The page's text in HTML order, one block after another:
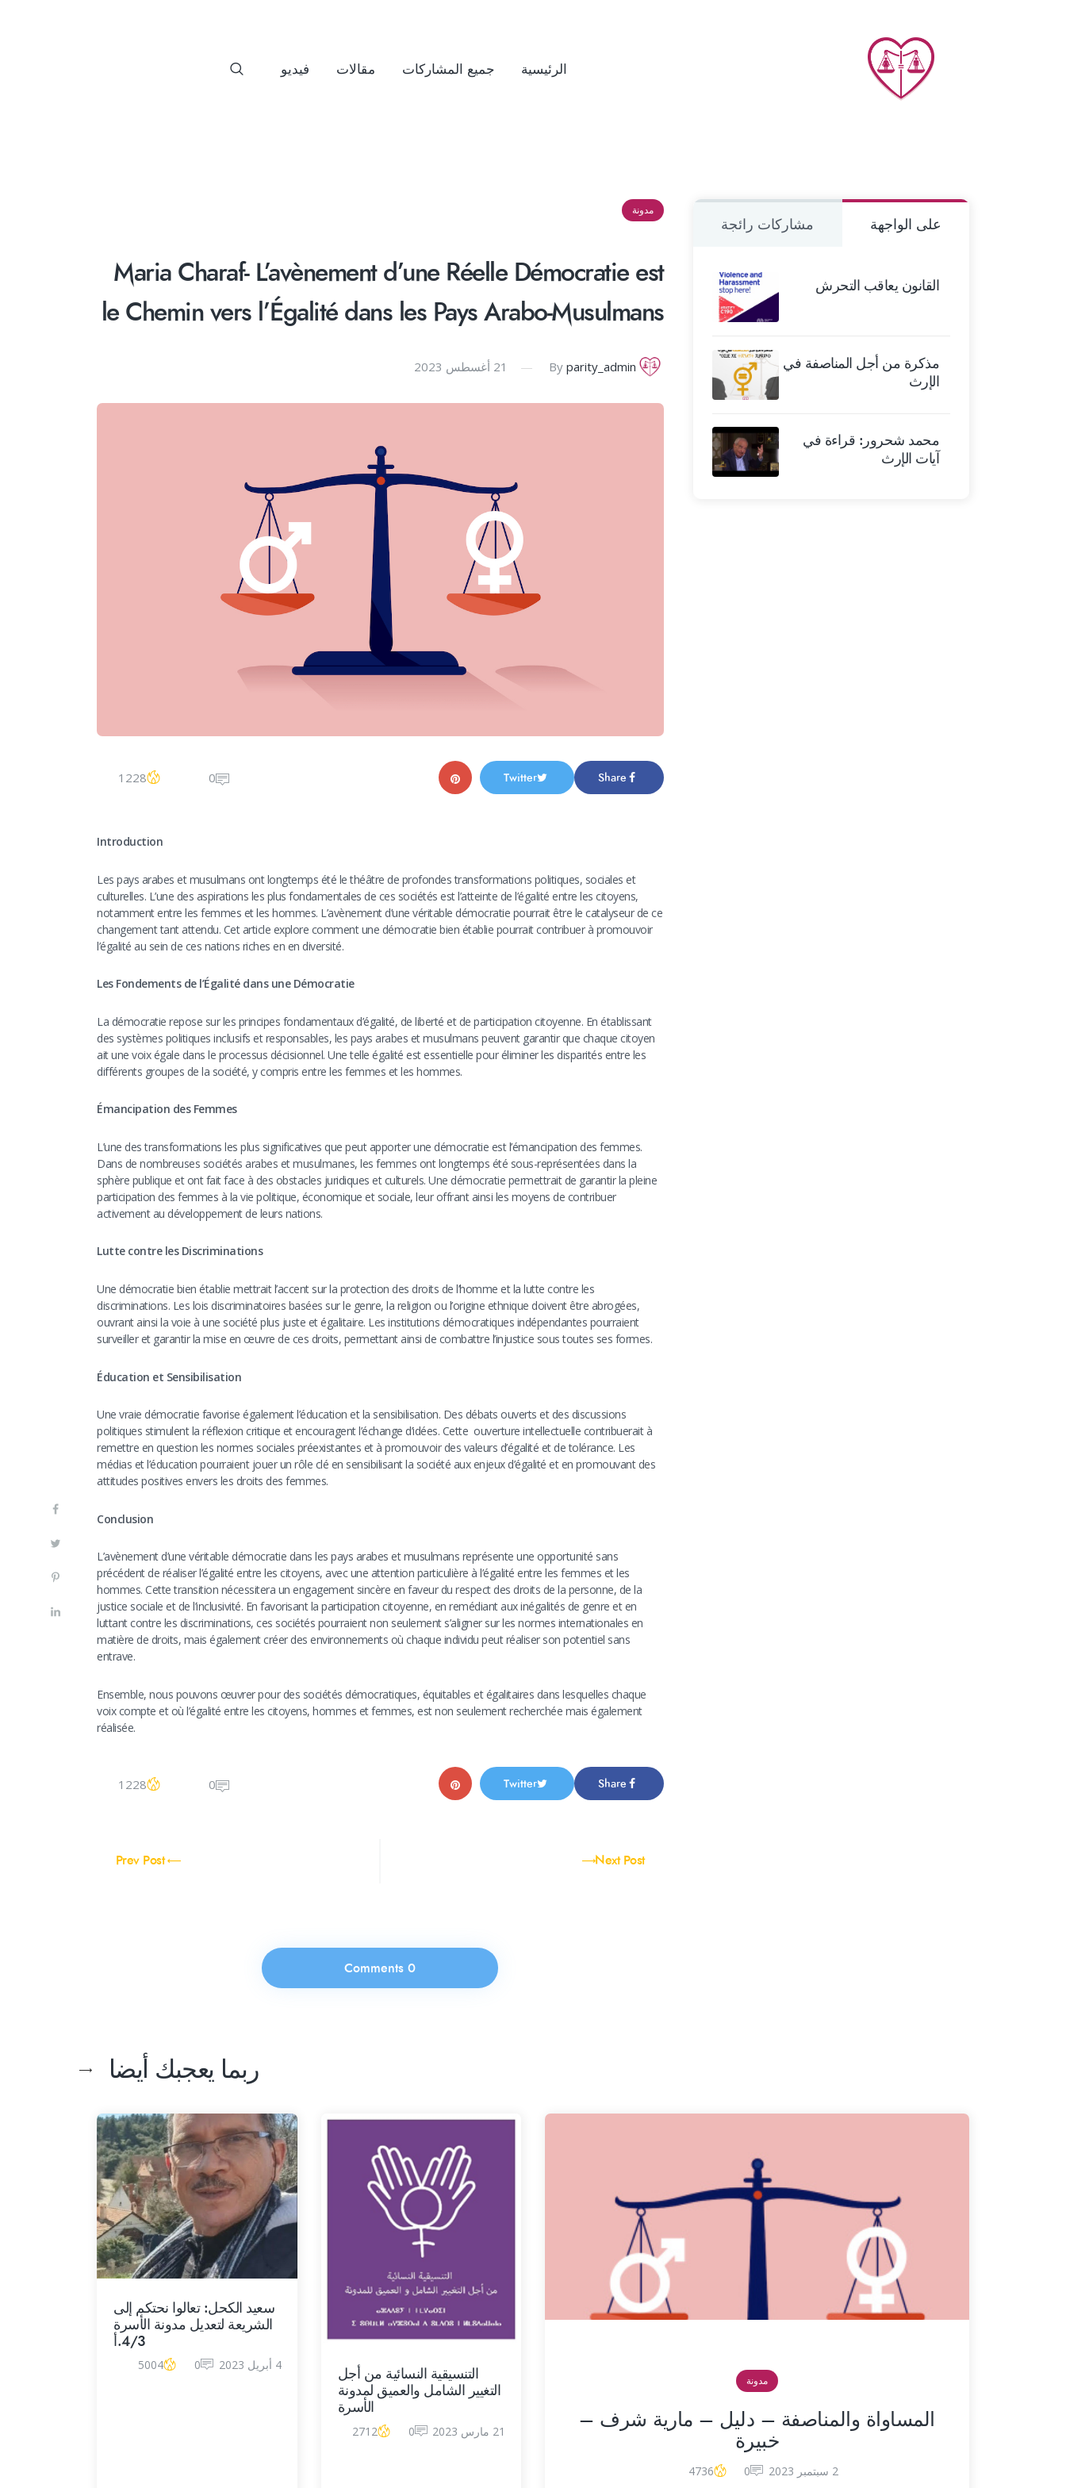
الرئيسية جميع المشاركات مقالات فيديو
مدونة
Maria Charaf- L’avènement d’une Réelle Démocratie est
le Chemin vers l’Égalité dans les Pays Arabo-Musulmans
By parity_admin
Share
Twitter
0
1228
Introduction
Les pays arabes et musulmans ont longtemps été le théâtre de profondes transformations politiques, sociales et
culturelles. L’une des aspirations les plus fondamentales de ces sociétés est l’atteinte de l’égalité entre les citoyens,
notamment entre les femmes et les hommes. L’avènement d’une véritable démocratie pourrait être le catalyseur de ce
changement tant attendu. Cet article explore comment une démocratie bien établie pourrait contribuer à promouvoir
l’égalité au sein de ces nations riches en en diversité.
Les Fondements de l’Égalité dans une Démocratie
La démocratie repose sur les principes fondamentaux d’égalité, de liberté et de participation citoyenne. En établissant
des systèmes politiques inclusifs et responsables, les pays arabes et musulmans peuvent garantir que chaque citoyen
ait une voix égale dans le processus décisionnel. Une telle égalité est essentielle pour éliminer les disparités entre les
différents groupes de la société, y compris entre les femmes et les hommes.
Émancipation des Femmes
L’une des transformations les plus significatives que peut apporter une démocratie est l’émancipation des femmes.
Dans de nombreuses sociétés arabes et musulmanes, les femmes ont longtemps été sous-représentées dans la
sphère publique et ont fait face à des obstacles juridiques et culturels. Une démocratie permettrait de garantir la pleine
participation des femmes à la vie politique, économique et sociale, leur offrant ainsi les moyens de contribuer
activement au développement de leurs nations.
Lutte contre les Discriminations
Une démocratie bien établie mettrait l’accent sur la protection des droits de l’homme et la lutte contre les
discriminations. Les lois discriminatoires basées sur le genre, la religion ou l’origine ethnique doivent être abrogées,
ouvrant ainsi la voie à une société plus juste et égalitaire. Les institutions démocratiques indépendantes pourraient
surveiller et garantir la mise en œuvre de ces droits, permettant ainsi de combattre l’injustice sous toutes ses formes.
Éducation et Sensibilisation
Une vraie démocratie favorise également l’éducation et la sensibilisation. Des débats ouverts et des discussions
politiques stimulent la réflexion critique et encouragent l’échange d’idées. Cette ouverture intellectuelle contribuerait à
remettre en question les normes sociales préexistantes et à promouvoir des valeurs d’égalité et de tolérance. Les
médias et l’éducation pourraient jouer un rôle clé en sensibilisant la société aux enjeux d’égalité et en promouvant des
attitudes positives envers les droits des femmes.
Conclusion
L’avènement d’une véritable démocratie dans les pays arabes et musulmans représente une opportunité sans
précédent de réaliser l’égalité entre les citoyens, avec une attention particulière à l’égalité entre les femmes et les
hommes. Cette transition nécessitera un engagement sincère en faveur du respect des droits de la personne, de la
justice sociale et de l’inclusivité. En favorisant la participation citoyenne, en remédiant aux inégalités de genre et en
luttant contre les discriminations, ces sociétés pourraient non seulement s’aligner sur les normes internationales en
matière de droits, mais également créer des environnements où chaque individu peut réaliser son potentiel sans
entrave.
Ensemble, nous pouvons œuvrer pour des sociétés démocratiques, équitables et égalitaires dans lesquelles chaque
voix compte et où l’égalité entre les citoyens, hommes et femmes, est non seulement recherchée mais également
réalisée.
Share
Twitter
0
1228
Prev Post Next Post
0 Comments
على الواجهة مشاركات رائجة
القانون يعاقب التحرش
مذكرة من أجل المناصفة في
الإرث
محمد شحرور: قراءة في
آيات الإرث
ربما يعجبك أيضا
مدونة
المساواة والمناصفة – دليل – مارية شرف –
خبيرة
2 سبتمبر 2023 0
4736
التنسيقية النسائية من أجل
التغيير الشامل والعميق لمدونة
الأسرة
21 مارس 2023 0
2712
سعيد الكحل: تعالوا نحتكم إلى
الشريعة لتعديل مدونة الأسرة
4/3.أ
4 أبريل 2023 0
5004